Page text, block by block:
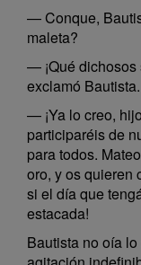
— Conque,
maleta?
— ¡Qué
exclamó Bautista.
— ¡Ya lo creo,
participaréis de
para todos.
oro, y os quieren
si el día que
estacada!
Bautista no oía